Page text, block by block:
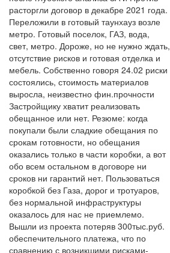
расторгли договор в декабре 2021 года.
Переложили в готовый таунхауз возле
метро. Готовый поселок, ГАЗ, вода,
свет, метро. Дороже, но не нужно ждать,
отсутствие рисков и готовая отделка и
мебель. Собственно говоря 24.02 риски
состоялись, стоимость материалов
выросла, неизвестно фин.прочности
Застройщику хватит реализовать
обещанное или нет. Резюме: когда
покупали были сладкие обещания по
срокам готовности, но обещания
оказались только в части коробки, а вот
обо всем остальном в договоре ни
сроков ни гарантий нет. Пользоваться
коробкой без Газа, дорог и тротуаров,
без нормальной инфраструктуры
оказалось для нас не приемлемо.
Вышли из проекта потеряв 300тыс.руб.
обеспечительного платежа, что по
сравнению с возникшими рисками-